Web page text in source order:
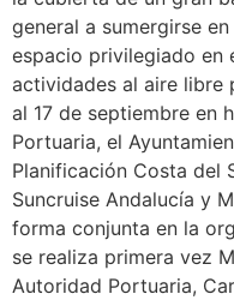
general a sumergirse
espacio privilegiado en
actividades al aire libre
al 17 de septiembre en
Portuaria, el
Planificación Costa del
Suncruise Andalucía y
forma conjunta en la
se realiza primera vez
Autoridad Portuaria,